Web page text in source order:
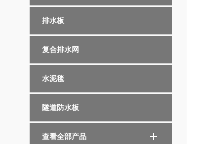
排水板
复合排水网
水泥毯
隧道防水板
查看全部产品